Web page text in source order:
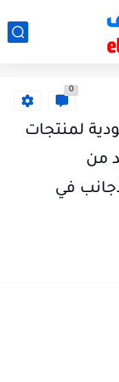
0
لمنتجات
من
في